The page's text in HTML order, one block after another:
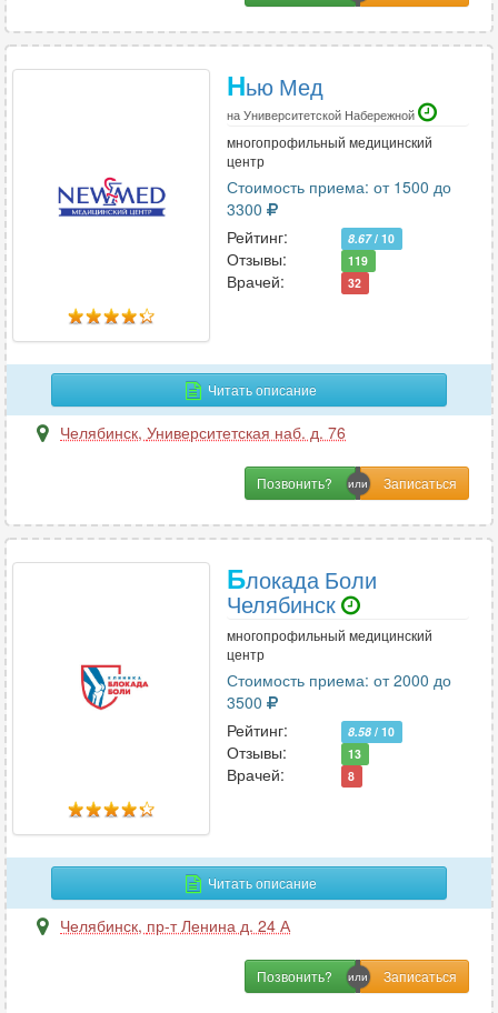
Нью Мед
на Университетской Набережной
многопрофильный медицинский
центр
Стоимость приема: от 1500 до
3300
Рейтинг:
8.67/ 10
Отзывы: 119
Врачей: 32
Читать описание
Челябинск, Университетская наб. д. 76
Позвонить?
Блокада Боли
Челябинск
многопрофильный медицинский
центр
Стоимость приема: от 2000 до
3500
Рейтинг:
8.58 / 10
Отзывы: 13
Врачей: 8
Читать описание
Челябинск, пр-т Ленина д. 24 А
Позвонить?